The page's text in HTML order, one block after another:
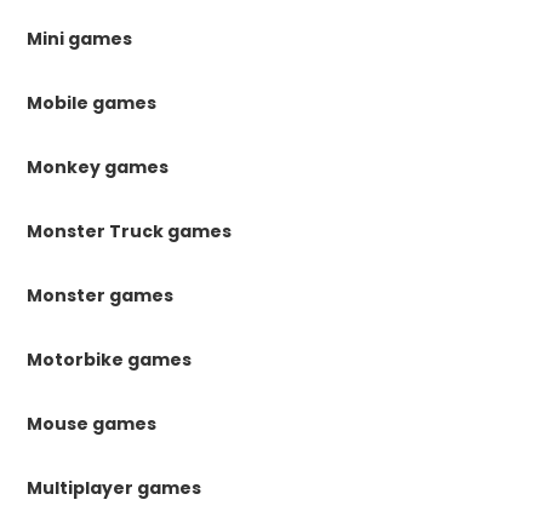
Mini games
Mobile games
Monkey games
Monster Truck games
Monster games
Motorbike games
Mouse games
Multiplayer games